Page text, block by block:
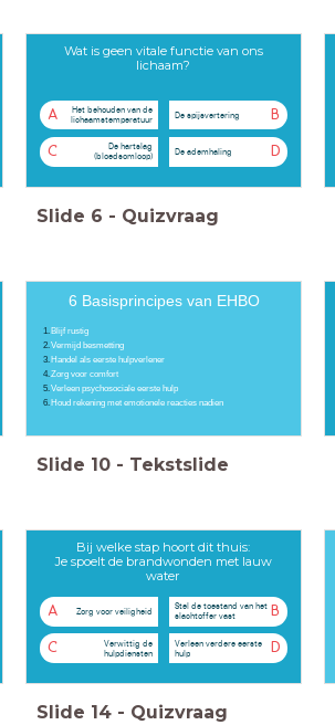
Wat is geen vitale functie van ons
lichaam?
A
Het behouden van de
lichaamstemperatuur
B
De spijsvertering
C
De hartslag
(bloedsomloop)
D
De ademhaling
Slide 6 - Quizvraag
6 Basisprincipes van EHBO
Blijf rustig
Vermijd besmetting
Handel als eerste hulpverlener
Zorg voor comfort
Verleen psychosociale eerste hulp
Houd rekening met emotionele reacties nadien
Slide 10 - Tekstslide
Bij welke stap hoort dit thuis:
Je spoelt de brandwonden met lauw
water
A Zorg voor veiligheid B
Stel de toestand van het
slachtoffer vast
C
Verwittig de
hulpdiensten
D
Verleen verdere eerste
hulp
Slide 14 - Quizvraag